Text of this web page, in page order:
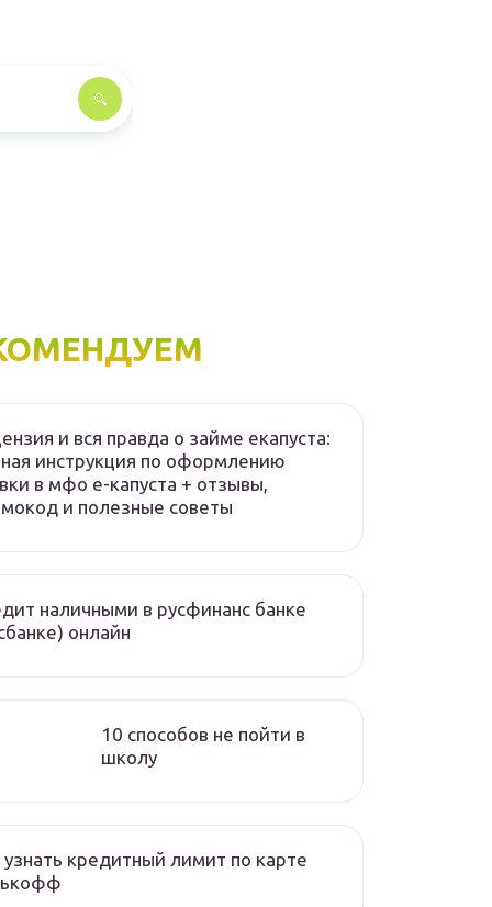
и вся правда о займе екапуста:
инструкция по оформлению
в мфо е-капуста + отзывы,
и полезные советы
наличными в русфинанс банке
онлайн
10 способов не пойти в
школу
узнать кредитный лимит по карте